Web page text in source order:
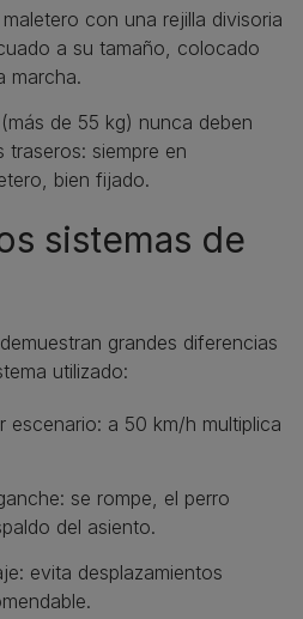
con una rejilla divisoria
a su tamaño, colocado
marcha.
de 55 kg) nunca deben
siempre en
bien fijado.
sistemas de
grandes diferencias
utilizado:
escenario: a 50 km/h multiplica
se rompe, el perro
del asiento.
evita desplazamientos